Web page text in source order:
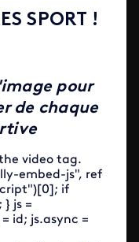
SPORT !
pour
de chaque
video tag.
embed-js", ref
if
js =
id; js.async =